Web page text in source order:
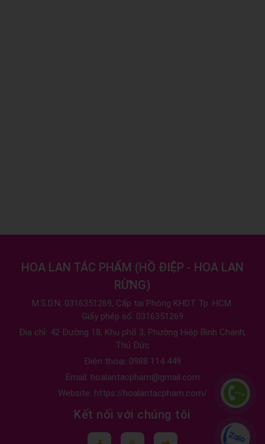
HOA LAN TÁC PHẨM (HỒ ĐIỆP - HOA LAN
RỪNG)
M.S.D.N: 0316351269, Cấp tại Phòng KHDT Tp. HCM.
Giấy phép số: 0316351269
Địa chỉ: 42 Đường 18, Khu phố 3, Phường Hiệp Bình Chánh,
Thủ Đức
Điện thoại: 0988 114 449
Email: hoalantacpham@gmail.com
Website: https://hoalantacpham.com/
Kết nối với chúng tôi